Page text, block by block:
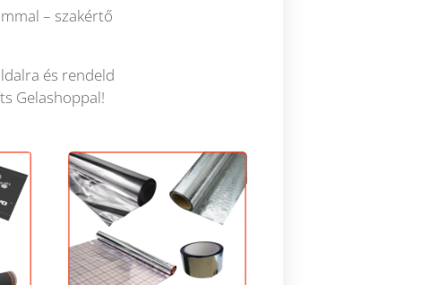
– szakértő
és rendeld
Gelashoppal!